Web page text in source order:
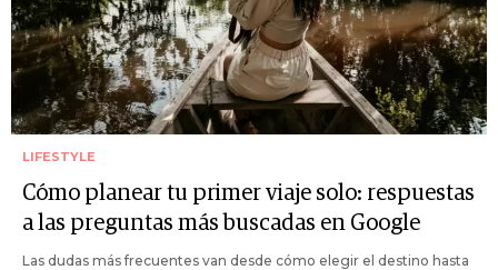
LIFESTYLE
Cómo planear tu primer viaje solo: respuestas
a las preguntas más buscadas en Google
Las dudas más frecuentes van desde cómo elegir el destino hasta